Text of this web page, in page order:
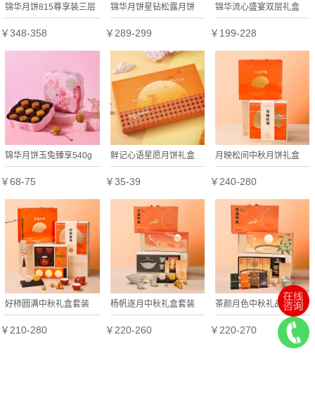
锦华月饼815尊享装三层
商务礼盒款多种口味广式
台式中秋过节送礼
￥348-358
锦华月饼星钻松露月饼
600g礼盒商务送礼探亲
伴手礼企业福利
￥289-299
锦华流心盛宴双层礼盒
600g厚乳芝士生椰拿铁
黑巧榛子多味流心月饼
￥199-228
锦华月饼玉兔臻享540g
铁盒装中秋送礼公司团购
￥68-75
鲜记心语星愿月饼礼盒
480g
￥35-39
月映松间中秋月饼礼盒
￥240-280
好柿圆满中秋礼盒套装
￥210-280
杨帆逐月中秋礼盒套装
￥220-260
茶颜月色中秋礼品套装
￥220-270